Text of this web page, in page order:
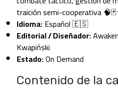
traición semi-cooperativa
Idioma:Español 🇪🇸
Editorial / Diseñador:
Kwapiński
Estado:On Demand
Contenido de la